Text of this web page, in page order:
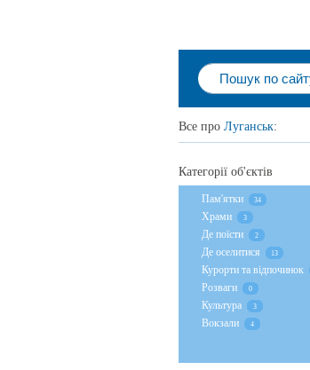
Все про Луганськ:
Категорії об'єктів
Пам'ятки 34
Храми 3
Де поїсти 2
Де оселитися 13
Курорти та відпочинок
Розваги 0
Культура 3
Вокзали 4